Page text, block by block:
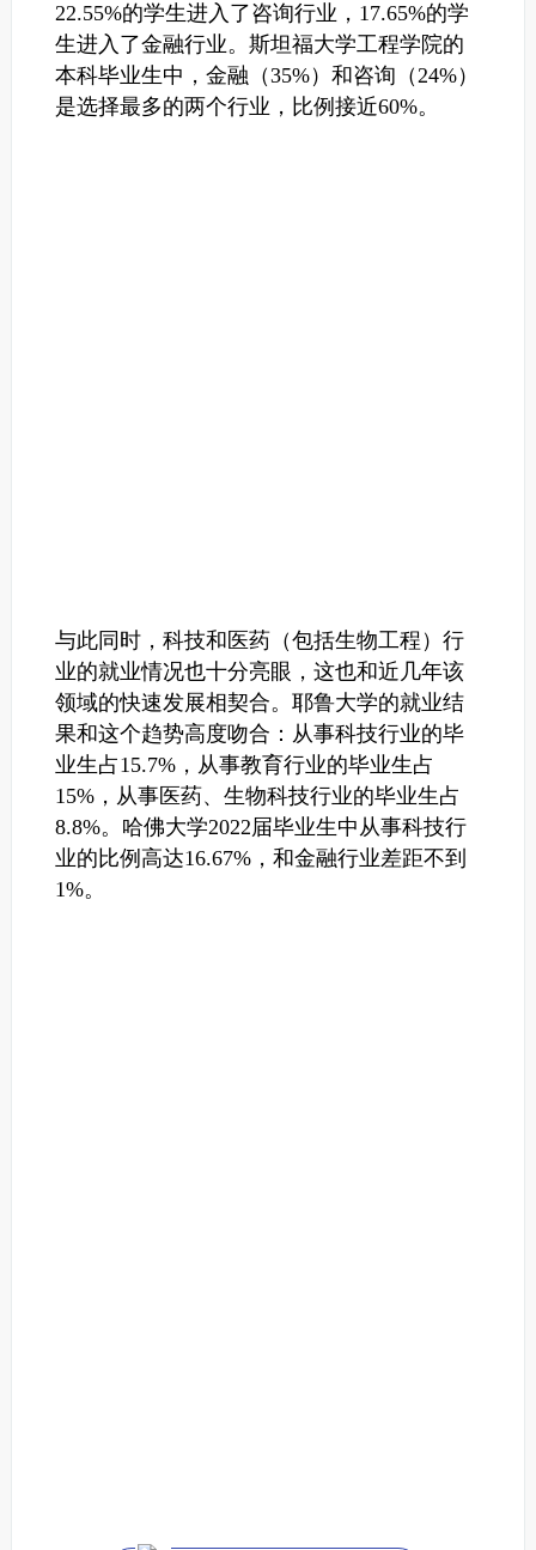
22.55%的学生进入了咨询行业，17.65%的学
生进入了金融行业。 斯坦福大学工程学院的
本科毕业生中，金融（35%）和咨询（24%）
是选择最多的两个行业，比例接近60%。
与此同时，科技和医药（包括生物工程）行
业的就业情况也十分亮眼，这也和近几年该
领域的快速发展相契合。耶鲁大学的就业结
果和这个趋势高度吻合：从事科技行业的毕
业生占15.7%，从事教育行业的毕业生占
15%，从事医药、生物科技行业的毕业生占
8.8%。 哈佛大学2022届毕业生中从事科技行
业的比例高达16.67%，和金融行业差距不到
1%。